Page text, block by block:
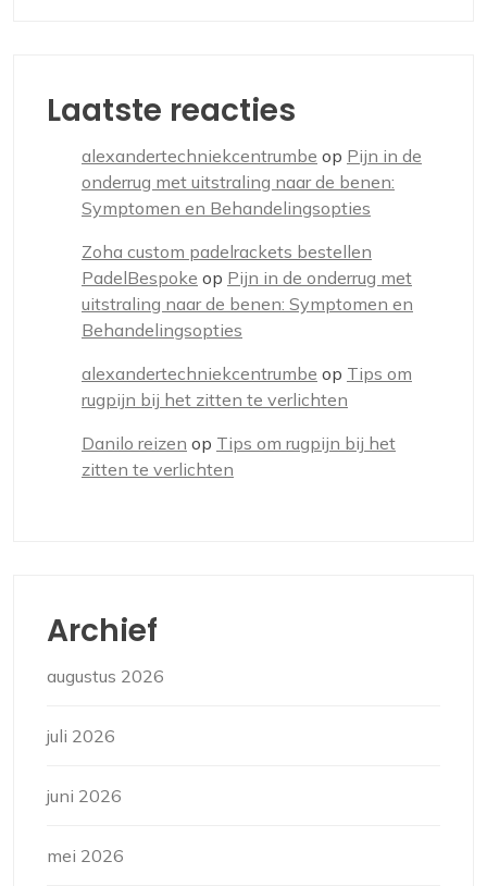
Laatste reacties
alexandertechniekcentrumbe op Pijn in de
onderrug met uitstraling naar de benen:
Symptomen en Behandelingsopties
Zoha custom padelrackets bestellen
PadelBespoke op Pijn in de onderrug met
uitstraling naar de benen: Symptomen en
Behandelingsopties
alexandertechniekcentrumbe op Tips om
rugpijn bij het zitten te verlichten
Danilo reizen op Tips om rugpijn bij het
zitten te verlichten
Archief
augustus 2026
juli 2026
juni 2026
mei 2026